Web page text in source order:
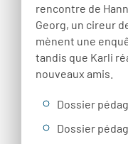
rencontre de
Georg, un cireur
mènent une
tandis que Karli
nouveaux amis.
Dossier
Dossier